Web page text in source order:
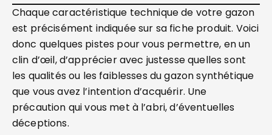
Chaque caractéristique technique de votre gazon
est précisément indiquée sur sa fiche produit. Voici
donc quelques pistes pour vous permettre, en un
clin d’œil, d’apprécier avec justesse quelles sont
les qualités ou les faiblesses du gazon synthétique
que vous avez l’intention d’acquérir. Une
précaution qui vous met à l’abri, d’éventuelles
déceptions.